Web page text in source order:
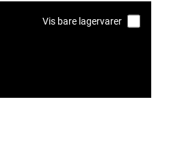
Vis bare lagervarer